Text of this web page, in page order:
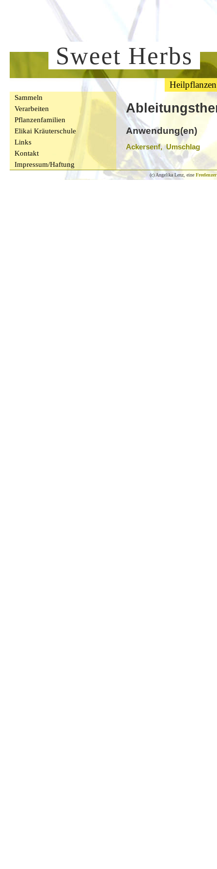
Sweet Herbs
Heilpflanzen
Sammeln
Verarbeiten
Pflanzenfamilien
Elikai Kräuterschule
Links
Kontakt
Impressum/Haftung
Anwendung(en)
Ackersenf, Umschlag
(c) Angelika Lenz, eine Freelenzer